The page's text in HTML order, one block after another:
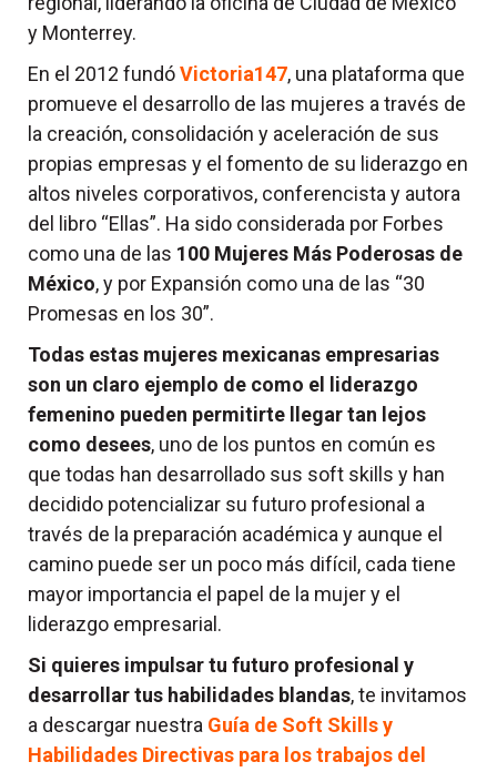
y Monterrey.
En el 2012 fundóVictoria147, una plataforma que
promueve el desarrollo de las mujeres a través de
la creación, consolidación y aceleración de sus
propias empresas y el fomento de su liderazgo en
altos niveles corporativos, conferencista y autora
del libro “Ellas”. Ha sido considerada por Forbes
como una de las 100 Mujeres Más Poderosas de
México, y por Expansión como una de las “30
Promesas en los 30”.
Todas estas mujeres mexicanas empresarias
son un claro ejemplo de como el liderazgo
femenino pueden permitirte llegar tan lejos
como desees, uno de los puntos en común es
que todas han desarrollado sus soft skills y han
decidido potencializar su futuro profesional a
través de la preparación académica y aunque el
camino puede ser un poco más difícil, cada tiene
mayor importancia el papel de la mujer y el
liderazgo empresarial.
Si quieres impulsar tu futuro profesional y
desarrollar tus habilidades blandas, te invitamos
a descargar nuestra Guía de Soft Skills y
Habilidades Directivas para los trabajos del